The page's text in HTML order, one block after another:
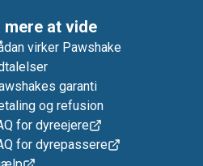
mere at vide
virker Pawshake
garanti
og refusion
for dyreejere
for dyrepassere